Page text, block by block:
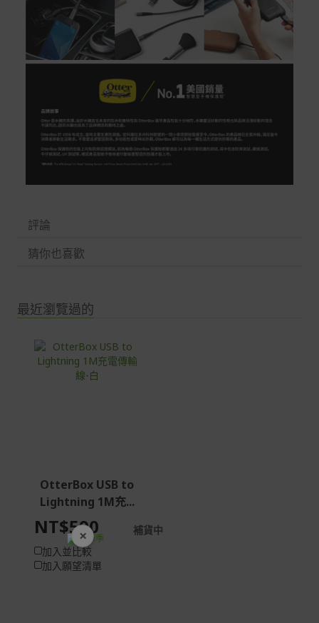
評論
猜你也喜歡
最近瀏覽過的
OtterBox USB to
Lightning 1M充...
NT$590
補貨中
加入並比較
加入願望清單
× 開學裝備全面降價